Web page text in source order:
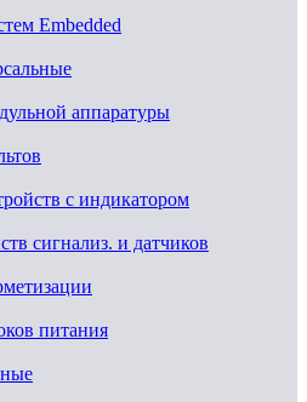
Embedded
аппаратуры
с индикатором
сигнализ. и датчиков
питания